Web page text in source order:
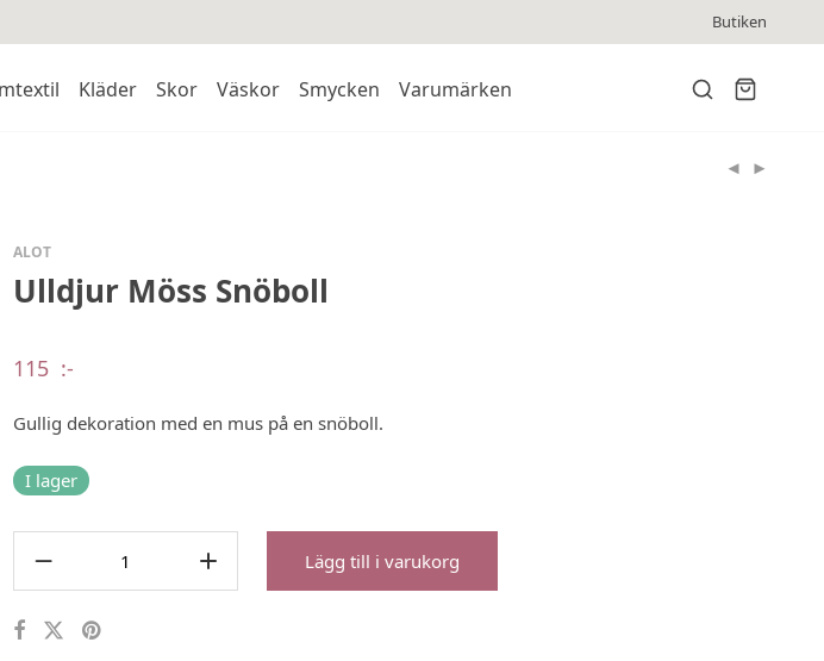
Butiken
Kläder Skor Väskor Smycken Varumärken
ALOT
Ulldjur Möss Snöboll
115 :-
Gullig dekoration med en mus på en snöboll.
I lager
Lägg till i varukorg